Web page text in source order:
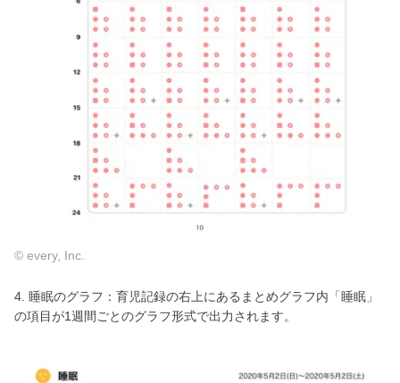
© every, Inc.
4. 睡眠のグラフ：育児記録の右上にあるまとめグラフ内「睡眠」
の項目が1週間ごとのグラフ形式で出力されます。